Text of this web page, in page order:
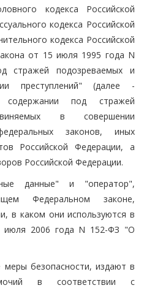
кодекса Российской
кодекса Российской
кодекса Российской
от 15 июля 1995 года N
стражей подозреваемых и
преступлений" (далее -
под стражей
в совершении
законов, иных
Российской Федерации, а
Российской Федерации.
данные" и "оператор",
Федеральном законе,
в каком они используются в
июля 2006 года N 152-ФЗ "О
безопасности, издают в
в соответствии с